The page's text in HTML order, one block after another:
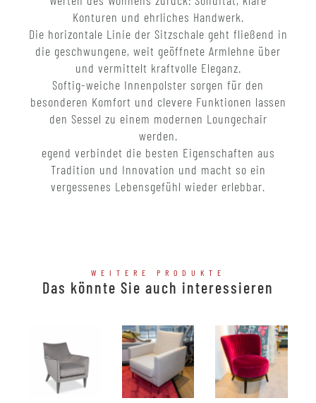
Konturen und ehrliches Handwerk.
Die horizontale Linie der Sitzschale geht fließend in
die geschwungene, weit geöffnete Armlehne über
und vermittelt kraftvolle Eleganz.
Softig-weiche Innenpolster sorgen für den
besonderen Komfort und clevere Funktionen lassen
den Sessel zu einem modernen Loungechair
werden.
egend verbindet die besten Eigenschaften aus
Tradition und Innovation und macht so ein
vergessenes Lebensgefühl wieder erlebbar.
WEITERE PRODUKTE
Das könnte Sie auch interessieren